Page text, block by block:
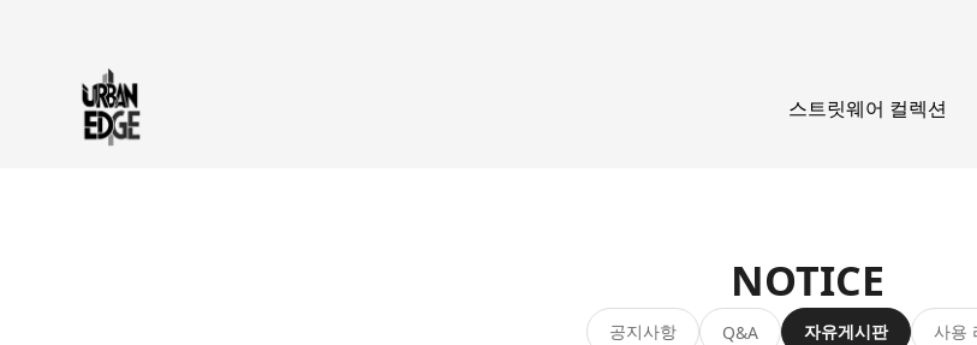
스트릿웨어 컬렉션
NOTICE
공지사항 Q&A 자유게시판 사용